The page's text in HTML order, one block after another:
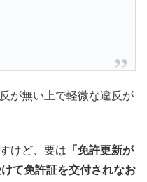
が無い上で軽微な違反が
けど、要は 「免許更新が
て免許証を交付されなお